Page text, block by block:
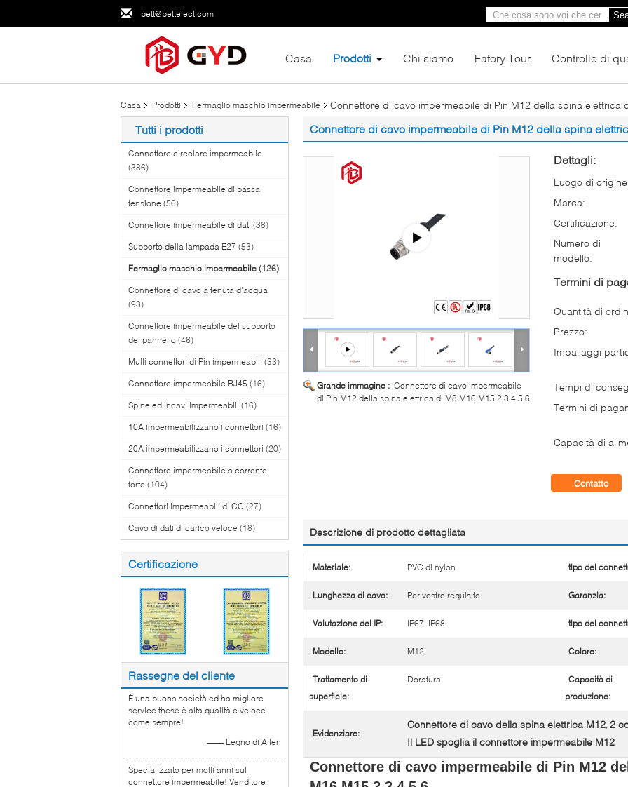
bett@bettelect.com
Casa Prodotti Chi siamo Fatory Tour Controllo di
Casa Prodotti Fermaglio maschio impermeabile Connettore di cavo impermeabile di Pin M12 della spina elettrica
Tutti i prodotti
Connettore circolare impermeabile
(386)
Connettore impermeabile di bassa
tensione (56)
Connettore impermeabile di dati (38)
Supporto della lampada E27 (53)
Fermaglio maschio impermeabile (126)
Connettore di cavo a tenuta d'acqua
(93)
Connettore impermeabile del supporto
del pannello (46)
Multi connettori di Pin impermeabili (33)
Connettore impermeabile RJ45 (16)
Spine ed incavi impermeabili (16)
10A impermeabilizzano i connettori (16)
20A impermeabilizzano i connettori (20)
Connettore impermeabile a corrente
forte (104)
Connettori impermeabili di CC (27)
Cavo di dati di carico veloce (18)
Certificazione
Rassegne del cliente
È una buona società ed ha migliore
service.these è alta qualità e veloce
come sempre!
—— Legno di Allen
Specializzato per molti anni sul
connettore impermeabile! Venditore
Connettore di cavo impermeabile di Pin M12 della spina
Grande immagine : Connettore di cavo impermeabile
di Pin M12 della spina elettrica di M8 M16 M15 2 3 4 5 6
Dettagli:
Luogo di
Marca:
Certificazione:
Numero di
modello:
Termini di
Quantità di
Prezzo:
Imballaggi
Tempi di
Termini di
Capacità di
Contatto
Descrizione di prodotto dettagliata
Materiale: PVC di nylon tipo del
Lunghezza di cavo: Per vostro requisito Garanzia:
Valutazione del IP: IP67. IP68 tipo del
Modello: M12 Colore:
Trattamento di
superficie:
Doratura
Capacità di
produzione:
Evidenziare:
Connettore di cavo della spina elettrica M12 2
Il LED spoglia il connettore impermeabile M12
Connettore di cavo impermeabile di Pin M12